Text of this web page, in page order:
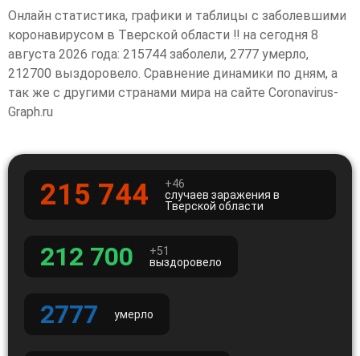
Онлайн статистика, графики и таблицы с заболевшими
коронавирусом в Тверской области ‼️ на сегодня 8
августа 2026 года: 215744 заболели, 2777 умерло,
212700 выздоровело. Сравнение динамики по дням, а
так же с другими странами мира на сайте Coronavirus-
Graph.ru
215 744
+46
случаев заражения в
Тверской области
212 700
+51
выздоровело
2777 умерло